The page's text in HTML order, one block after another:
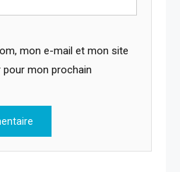
mon e-mail et mon site
pour mon prochain